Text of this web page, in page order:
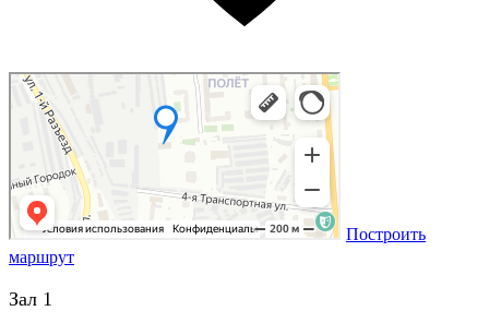
Построить
маршрут
Зал 1